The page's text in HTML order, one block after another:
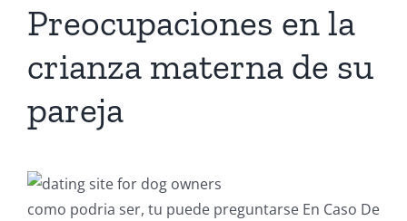
Preocupaciones en la
crianza materna de su
pareja
como podria ser, tu puede preguntarse En Caso De